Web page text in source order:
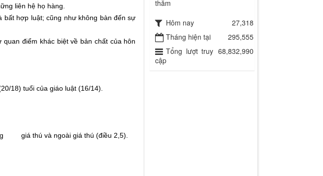
liên hệ họ hàng.
hợp luật; cũng như không bàn đến sự
điểm khác biệt về bản chất của hôn
18) tuổi của giáo luật (16/14).
giá thú và ngoài giá thú (điều 2,5).
thăm
Hôm nay
27,318
Tháng hiện tại
295,555
Tổng lượt truy
cập
68,832,990